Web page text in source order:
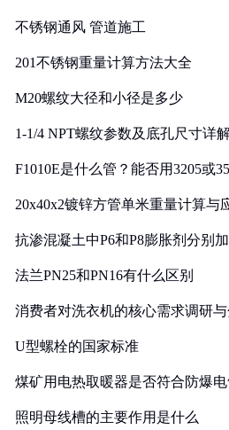
不锈钢通风 管道施工
201不锈钢重量计算方法大全
M20螺纹大径和小径是多少
1-1/4 NPT螺纹参数及底孔尺寸详
F1010E是什么管？能否用3205或
20x40x2镀锌方管单米重量计算与
抗渗混凝土中P6和P8膨胀剂分别
法兰PN25和PN16有什么区别
消费者对洗衣机的核心需求调研
U型螺栓的国家标准
煤矿用电热取暖器是否符合防爆
照明母线槽的主要作用是什么